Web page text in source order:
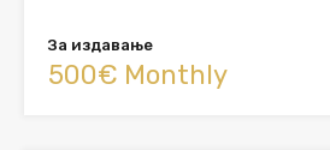
За издавање
500€ Monthly